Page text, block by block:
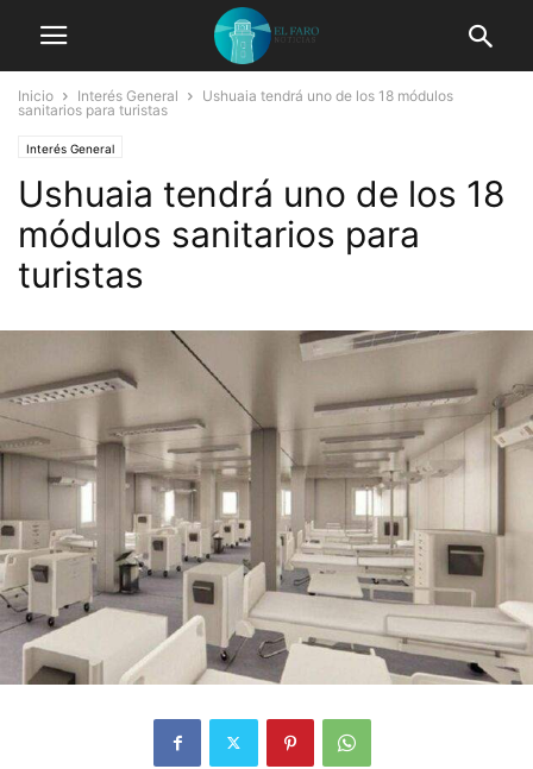
Inicio Interés General
Ushuaia tendrá uno de los 18 módulos
sanitarios para turistas
Interés General
Ushuaia tendrá uno de los 18
módulos sanitarios para
turistas